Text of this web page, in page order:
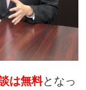
は無料となっ